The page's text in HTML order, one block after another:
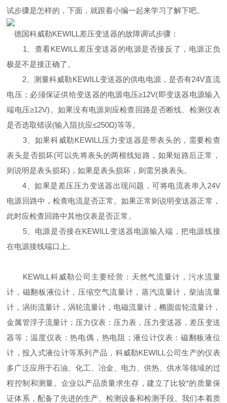
试步骤是怎样的，下面，就跟着小编一起来学习了解下吧。
德国科威勒KEWILL差压变送器的故障调试步骤：
1 、查看KEWILL差压变送器的电源是否接反了，电源正负
极是不是接正确了。
2、测量科威勒KEWILL变送器的供电电源，是否有24V直流
电压；必须保证供给变送器的电源电压≥12V(即变送器电源输入
端电压≥12V) 。如果没有电源则应检查回路是否断线、检测仪表
是否选取错误(输入阻抗应≤250Ω)等等。
3、如果科威勒KEWILL压力变送器是带表头的，需要检查
表头是否损坏(可以先将表头的两根线短路，如果短路后正常，
则说明是表头损坏) ，如果是表头损坏，则需另换表头。
4 、如果是差压压力变送器出现问题，可将电流表串入 24V
电源回路中，检查电流是否正常。如果正常则说明变送器正常，
此时应检查回路中其他仪表是否正常。
5、电源是否接在KEWILL变送器电源输入端，把电源线接
在电源接线端口上。
KEWILL科威勒公司主要经营：天然气流量计，污水流量
计，磁翻板液位计，压缩空气流量计，蒸汽流量计，柴油流量
计，涡街流量计，涡轮流量计，电磁流量计，椭圆齿轮流量计，
金属管浮子流量计；压力仪表：压力表，压力变送器，差压变送
器等；温度仪表：热电偶，热电阻；液位计仪表：磁翻板液位
计，投入式液位计等系列产品， 科威勒KEWILL公司生产的仪表
多广泛应用于石油、化工、冶金、电力、供热、供水等领域的过
程控制和测量。企业以产品质量求生存，建立了比较*的质量保
证体系，配备了先进的生产、检测设备和检测手段。我们本着质